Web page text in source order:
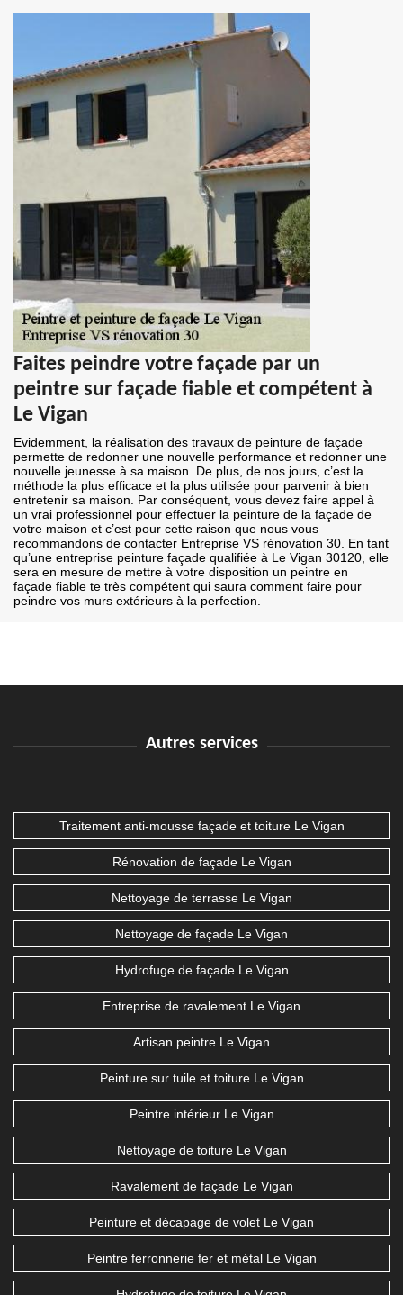
Faites peindre votre façade par un
peintre sur façade fiable et compétent à
Le Vigan
Evidemment, la réalisation des travaux de peinture de façade
permette de redonner une nouvelle performance et redonner une
nouvelle jeunesse à sa maison. De plus, de nos jours, c’est la
méthode la plus efficace et la plus utilisée pour parvenir à bien
entretenir sa maison. Par conséquent, vous devez faire appel à
un vrai professionnel pour effectuer la peinture de la façade de
votre maison et c’est pour cette raison que nous vous
recommandons de contacter Entreprise VS rénovation 30. En tant
qu’une entreprise peinture façade qualifiée à Le Vigan 30120, elle
sera en mesure de mettre à votre disposition un peintre en
façade fiable te très compétent qui saura comment faire pour
peindre vos murs extérieurs à la perfection.
Autres services
Traitement anti-mousse façade et toiture Le Vigan
Rénovation de façade Le Vigan
Nettoyage de terrasse Le Vigan
Nettoyage de façade Le Vigan
Hydrofuge de façade Le Vigan
Entreprise de ravalement Le Vigan
Artisan peintre Le Vigan
Peinture sur tuile et toiture Le Vigan
Peintre intérieur Le Vigan
Nettoyage de toiture Le Vigan
Ravalement de façade Le Vigan
Peinture et décapage de volet Le Vigan
Peintre ferronnerie fer et métal Le Vigan